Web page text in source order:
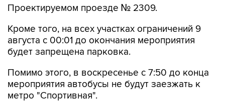
Кроме того, на всех участках ограничений 9
будет запрещена парковка.
Помимо этого, в воскресенье с 7:50 до конца
метро "Спортивная".
Согласно открытым данным, 9 августа в